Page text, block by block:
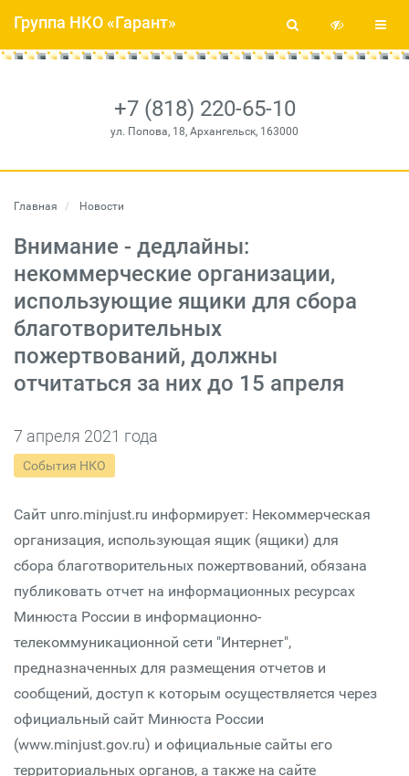
+7 (818) 220-65-10
ул. Попова, 18, Архангельск, 163000
Группа НКО «Гарант»
Главная Новости
Внимание - дедлайны:
некоммерческие организации,
использующие ящики для сбора
благотворительных
пожертвований, должны
отчитаться за них до 15 апреля
7 апреля 2021 года
События НКО
Сайт unro.minjust.ru информирует: Некоммерческая
организация, использующая ящик (ящики) для
сбора благотворительных пожертвований, обязана
публиковать отчет на информационных ресурсах
Минюста России в информационно-
телекоммуникационной сети "Интернет",
предназначенных для размещения отчетов и
сообщений, доступ к которым осуществляется через
официальный сайт Минюста России
(www.minjust.gov.ru) и официальные сайты его
территориальных органов, а также на сайте